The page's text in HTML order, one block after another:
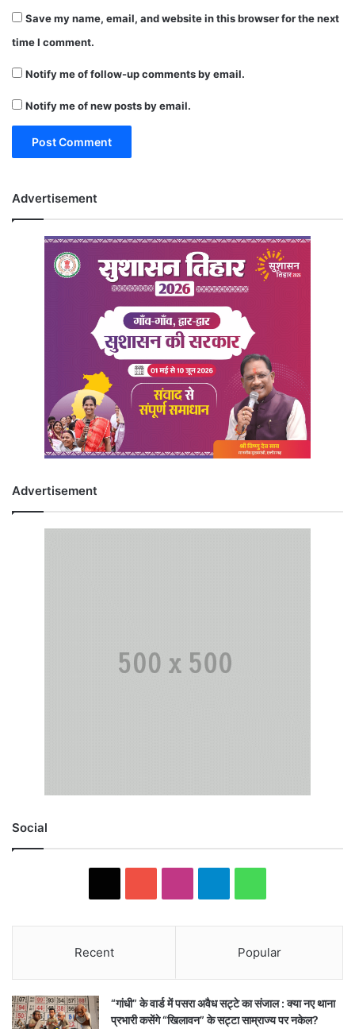
Save my name, email, and website in this browser for the next
time I comment.
Notify me of follow-up comments by email.
Notify me of new posts by email.
Advertisement
Advertisement
Social
Recent Popular
“गांधी” के वार्ड में पसरा अवैध सट्टे का संजाल : क्या नए थाना
प्रभारी कसेंगे “खिलावन” के सट्टा साम्राज्य पर नकेल?